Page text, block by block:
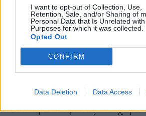
I want to opt-out of Collection, Use,
Retention, Sale, and/or Sharing of
Personal Data that Is Unrelated
Purposes for which it was collected.
Opted Out
CONFIRM
Data Deletion Data Access
υπεύθυνη. Όπως επίσης και οι
ενοικίων, αλλά και η διαμόρφωση
είναι τουριστικά
μεταφράζεται αυτό;
Οπότε, μια κουζίνα μπορεί
σε έναν βραστήρα κι έναν φούρνο
Όσα περισσότερα δωμάτια